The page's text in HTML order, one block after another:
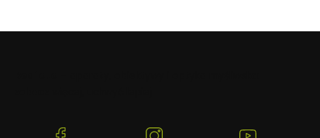
(Otwiera
(Otwiera